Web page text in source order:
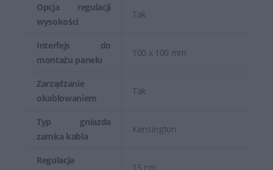
Opcja regulacji
wysokości
Tak
Interfejs do
montażu panelu
100 x 100 mm
Zarządzanie
okablowaniem
Tak
Typ gniazda
zamka kabla
Kensington
Regulacja
15 cm